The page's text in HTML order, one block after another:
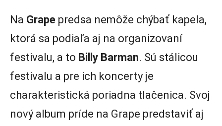
Na Grape predsa nemôže chýbať kapela,
ktorá sa podiaľa aj na organizovaní
festivalu, a to Billy Barman. Sú stálicou
festivalu a pre ich koncerty je
charakteristická poriadna tlačenica. Svoj
nový album príde na Grape predstaviť aj